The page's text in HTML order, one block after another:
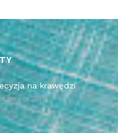
na krawędzi
czerwca 2015